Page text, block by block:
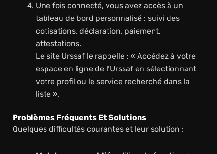
Une fois connecté, vous avez accès à un
tableau de bord personnalisé : suivi des
cotisations, déclaration, paiement,
attestations.
Le site Urssaf le rappelle : « Accédez à votre
espace en ligne de l’Urssaf en sélectionnant
votre profil ou le service recherché dans la
liste ».
Problèmes Fréquents Et Solutions
Quelques difficultés courantes et leur solution :